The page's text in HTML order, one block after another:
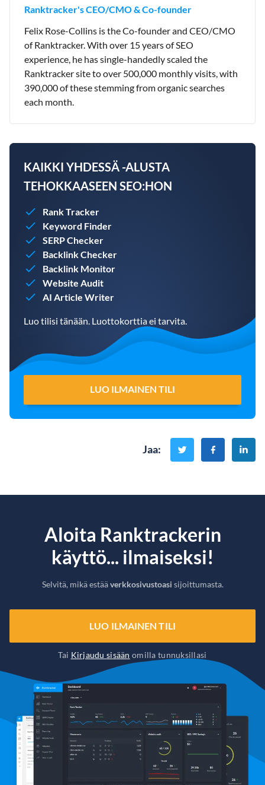
Ranktracker's CEO/CMO & Co-founder
Felix Rose-Collins is the Co-founder and CEO/CMO
of Ranktracker. With over 15 years of SEO
experience, he has single-handedly scaled the
Ranktracker site to over 500,000 monthly visits, with
390,000 of these stemming from organic searches
each month.
KAIKKI YHDESSÄ -ALUSTA
TEHOKKAASEEN SEO:HON
Rank Tracker
Keyword Finder
SERP Checker
Backlink Checker
Backlink Monitor
Website Audit
AI Article Writer
Luo tilisi tänään. Luottokorttia ei tarvita.
LUO ILMAINEN TILI
Jaa:
Aloita Ranktrackerin
käyttö... ilmaiseksi!
Selvitä, mikä estääverkkosivustoasi sijoittumasta.
LUO ILMAINEN TILI
Tai Kirjaudu sisään omilla tunnuksillasi